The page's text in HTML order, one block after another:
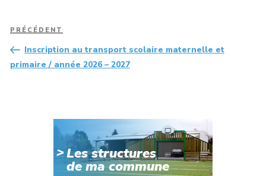
Navigation
de
l’article
Article
précédent
PRÉCÉDENT
Inscription au transport scolaire maternelle et
primaire / année 2026 – 2027
Les structures
de ma commune